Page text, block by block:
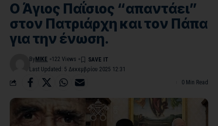
Ο Άγιος Παΐσιος “απαντάει”
στον Πατριάρχη και τον Πάπα
για την ένωση.
Last Updated: 5 Δεκεμβρίου 2025 12:31
By MIKE 122 Views
0 Min Read